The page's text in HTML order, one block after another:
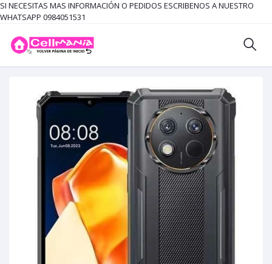
SI NECESITAS MAS INFORMACIÓN O PEDIDOS ESCRIBENOS A NUESTRO
WHATSAPP 0984051531